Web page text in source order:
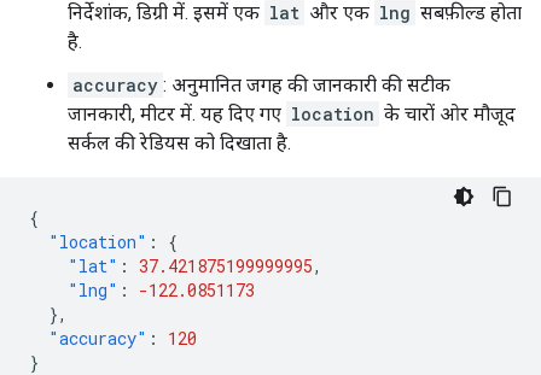
निर्देशांक, डिग्री में. इसमें एक lat और एक lng सबफ़ील्ड होता
है.
accuracy : अनुमानित जगह की जानकारी की सटीक
जानकारी, मीटर में. यह दिए गए location के चारों ओर मौजूद
सर्कल की रेडियस को दिखाता है.
{
"location" :
{
"lat" : 37.421875199999995,
"lng" :
-122.0851173
},
"accuracy" :
120
}